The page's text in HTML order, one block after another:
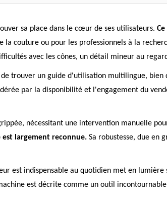
sa place dans le cœur de ses utilisateurs.
couture ou pour les professionnels à la
avec les cônes, un détail mineur au
trouver un guide d'utilisation multilingue, bien
par la disponibilité et l'engagement du
nécessitant une intervention manuelle
largement reconnue. Sa robustesse, due en
est indispensable au quotidien met en
est décrite comme un outil